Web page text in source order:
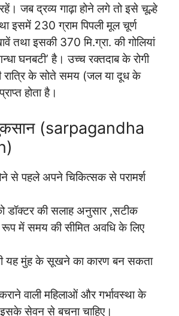
जब द्रव्य गाढ़ा होने लगे तो इसे चूल्हे
इसमें 230 ग्राम पिपली मूल चूर्ण
तथा इसकी 370 मि.ग्रा. की गोलियां
घनबटी’ है। उच्च रक्तदाब के रोगी
रात्रि के सोते समय (जल या दूध के
होता है।
(sarpagandha
से पहले अपने चिकित्सक से परामर्श
डॉक्टर की सलाह अनुसार ,सटीक
में समय की सीमित अवधि के लिए
यह मुंह के सूखने का कारण बन सकता
वाली महिलाओं और गर्भावस्था के
इसके सेवन से बचना चाहिए।